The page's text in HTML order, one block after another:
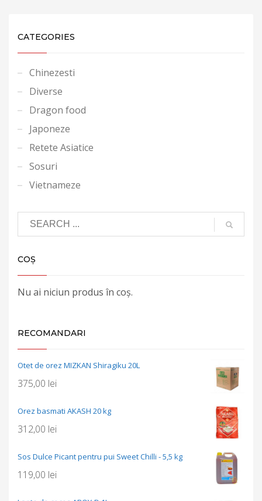
CATEGORIES
Chinezesti
Diverse
Dragon food
Japoneze
Retete Asiatice
Sosuri
Vietnameze
COȘ
Nu ai niciun produs în coș.
RECOMANDARI
Otet de orez MIZKAN Shiragiku 20L
375,00 lei
Orez basmati AKASH 20 kg
312,00 lei
Sos Dulce Picant pentru pui Sweet Chilli - 5,5 kg
119,00 lei